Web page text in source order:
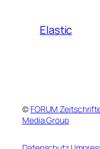
Elastic
© FORUM
Media Group